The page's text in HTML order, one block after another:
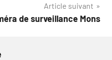
Article suivant
de surveillance Mons